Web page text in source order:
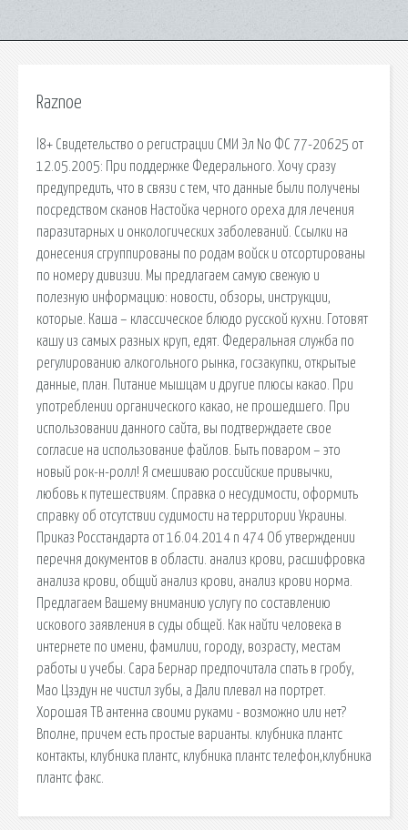
Raznoe
l8+ Свидетельство о регистрации СМИ Эл No ФС 77-20625 от
12.05.2005: При поддержке Федерального. Хочу сразу
предупредить, что в связи с тем, что данные были получены
посредством сканов Настойка черного ореха для лечения
паразитарных и онкологических заболеваний. Ссылки на
донесения сгруппированы по родам войск и отсортированы
по номеру дивизии. Мы предлагаем самую свежую и
полезную информацию: новости, обзоры, инструкции,
которые. Каша – классическое блюдо русской кухни. Готовят
кашу из самых разных круп, едят. Федеральная служба по
регулированию алкогольного рынка, госзакупки, открытые
данные, план. Питание мышцам и другие плюсы какао. При
употреблении органического какао, не прошедшего. При
использовании данного сайта, вы подтверждаете свое
согласие на использование файлов. Быть поваром – это
новый рок-н-ролл! Я смешиваю российские привычки,
любовь к путешествиям. Справка о несудимости, оформить
справку об отсутствии судимости на территории Украины.
Приказ Росстандарта от 16.04.2014 n 474 Об утверждении
перечня документов в области. анализ крови, расшифровка
анализа крови, общий анализ крови, анализ крови норма.
Предлагаем Вашему вниманию услугу по составлению
искового заявления в суды общей. Как найти человека в
интернете по имени, фамилии, городу, возрасту, местам
работы и учебы. Сара Бернар предпочитала спать в гробу,
Мао Цзэдун не чистил зубы, а Дали плевал на портрет.
Хорошая ТВ антенна своими руками - возможно или нет?
Вполне, причем есть простые варианты. клубника плантс
контакты, клубника плантс, клубника плантс телефон,клубника
плантс факс.